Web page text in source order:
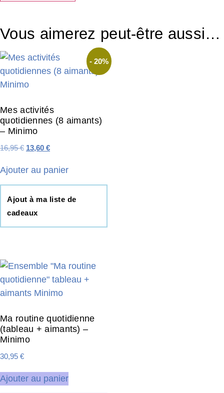
Vous aimerez peut-être aussi…
- 20%
Mes activités
quotidiennes (8 aimants)
– Minimo
16,95€ 13,60 €
Ajouter au panier
Ajout à ma liste de
cadeaux
Ma routine quotidienne
(tableau + aimants) –
Minimo
30,95 €
Ajouter au panier